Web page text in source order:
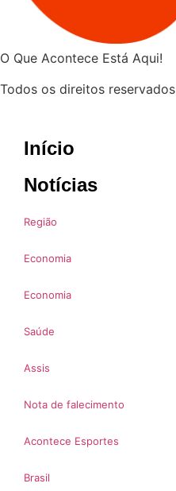
O Que Acontece Está Aqui!
Todos os direitos reservados
Início
Notícias
Região
Economia
Economia
Saúde
Assis
Nota de falecimento
Acontece Esportes
Brasil